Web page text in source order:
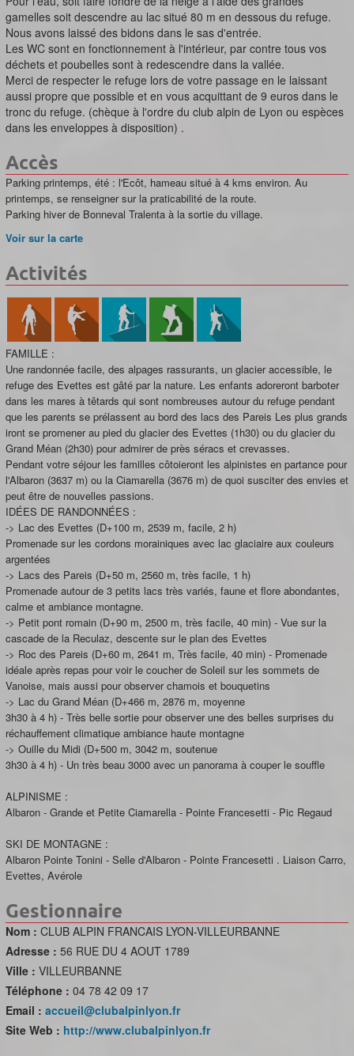
gamelles soit descendre au lac situé 80 m en dessous du refuge.
Nous avons laissé des bidons dans le sas d'entrée.
Les WC sont en fonctionnement à l'intérieur, par contre tous vos
déchets et poubelles sont à redescendre dans la vallée.
Merci de respecter le refuge lors de votre passage en le laissant
aussi propre que possible et en vous acquittant de 9 euros dans le
tronc du refuge. (chèque à l'ordre du club alpin de Lyon ou espèces
dans les enveloppes à disposition) .
Accès
Parking printemps, été : l'Ecôt, hameau situé à 4 kms environ. Au
printemps, se renseigner sur la praticabilité de la route.
Parking hiver de Bonneval Tralenta à la sortie du village.
Voir sur la carte
Activités
FAMILLE :
Une randonnée facile, des alpages rassurants, un glacier accessible, le
refuge des Evettes est gâté par la nature. Les enfants adoreront barboter
dans les mares à têtards qui sont nombreuses autour du refuge pendant
que les parents se prélassent au bord des lacs des Pareis Les plus grands
iront se promener au pied du glacier des Evettes (1h30) ou du glacier du
Grand Méan (2h30) pour admirer de près séracs et crevasses.
Pendant votre séjour les familles côtoieront les alpinistes en partance pour
l'Albaron (3637 m) ou la Ciamarella (3676 m) de quoi susciter des envies et
peut être de nouvelles passions.
IDÉES DE RANDONNÉES :
-> Lac des Evettes (D+100 m, 2539 m, facile, 2 h)
Promenade sur les cordons morainiques avec lac glaciaire aux couleurs
argentées
-> Lacs des Pareis (D+50 m, 2560 m, très facile, 1 h)
Promenade autour de 3 petits lacs très variés, faune et flore abondantes,
calme et ambiance montagne.
-> Petit pont romain (D+90 m, 2500 m, très facile, 40 min) - Vue sur la
cascade de la Reculaz, descente sur le plan des Evettes
-> Roc des Pareis (D+60 m, 2641 m, Très facile, 40 min) - Promenade
idéale après repas pour voir le coucher de Soleil sur les sommets de
Vanoise, mais aussi pour observer chamois et bouquetins
-> Lac du Grand Méan (D+466 m, 2876 m, moyenne
3h30 à 4 h) - Très belle sortie pour observer une des belles surprises du
réchauffement climatique ambiance haute montagne
-> Ouille du Midi (D+500 m, 3042 m, soutenue
3h30 à 4 h) - Un très beau 3000 avec un panorama à couper le souffle
ALPINISME :
Albaron - Grande et Petite Ciamarella - Pointe Francesetti - Pic Regaud
SKI DE MONTAGNE :
Albaron Pointe Tonini - Selle d'Albaron - Pointe Francesetti . Liaison Carro,
Evettes, Avérole
Gestionnaire
Nom : CLUB ALPIN FRANCAIS LYON-VILLEURBANNE
Adresse : 56 RUE DU 4 AOUT 1789
Ville : VILLEURBANNE
Téléphone : 04 78 42 09 17
Email : accueil@clubalpinlyon.fr
Site Web : http://www.clubalpinlyon.fr